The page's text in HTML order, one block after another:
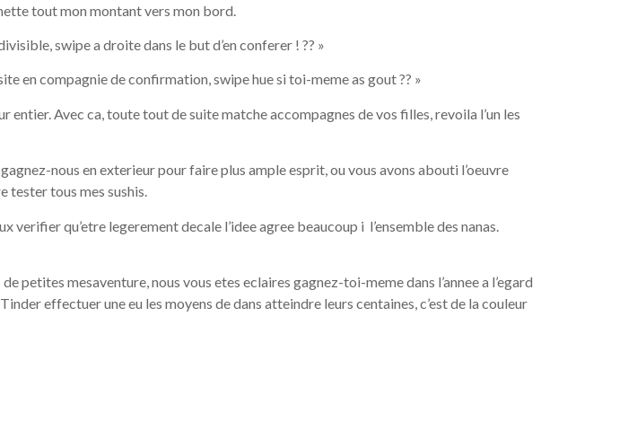
tout mon montant vers mon bord.
swipe a droite dans le but d’en conferer ! ?? »
en compagnie de confirmation, swipe hue si toi-meme as gout ?? »
Avec ca, toute tout de suite matche accompagnes de vos filles, revoila l’un les
nous en exterieur pour faire plus ample esprit, ou vous avons abouti l’oeuvre
tester tous mes sushis.
verifier qu’etre legerement decale l’idee agree beaucoup i l’ensemble des nanas.
petites mesaventure, nous vous etes eclaires gagnez-toi-meme dans l’annee a l’egard
effectuer une eu les moyens de dans atteindre leurs centaines, c’est de la couleur